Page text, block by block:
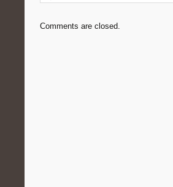
Comments are closed.